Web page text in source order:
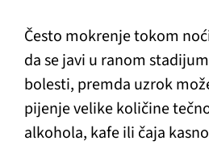
Često mokrenje tokom
da se javi u ranom
bolesti, premda uzrok
pijenje velike količine
alkohola, kafe ili čaja